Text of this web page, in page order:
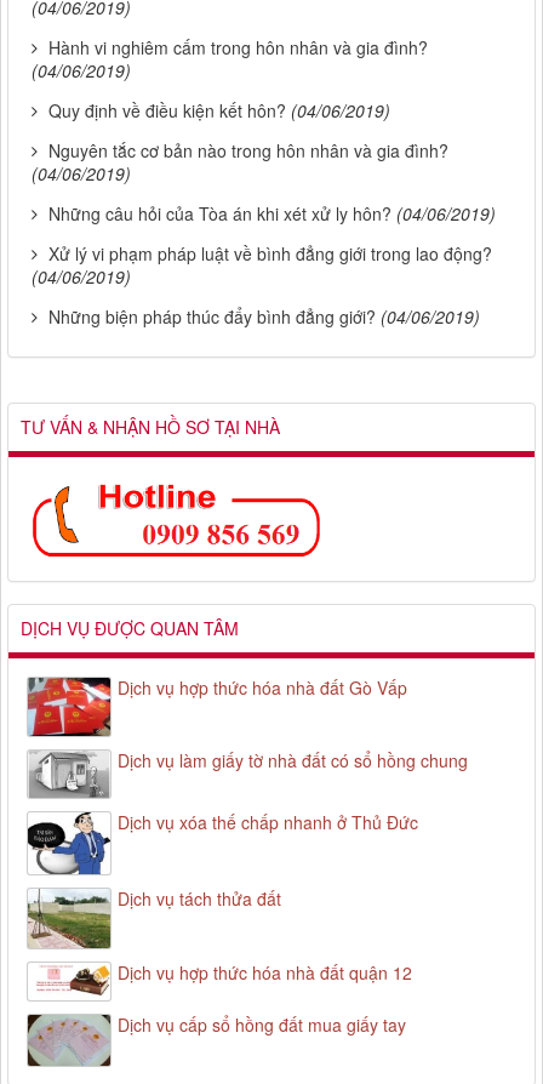
(04/06/2019)
Hành vi nghiêm cấm trong hôn nhân và gia đình?
(04/06/2019)
Quy định về điều kiện kết hôn? (04/06/2019)
Nguyên tắc cơ bản nào trong hôn nhân và gia đình?
(04/06/2019)
Những câu hỏi của Tòa án khi xét xử ly hôn? (04/06/2019)
Xử lý vi phạm pháp luật về bình đẳng giới trong lao động?
(04/06/2019)
Những biện pháp thúc đẩy bình đẳng giới? (04/06/2019)
TƯ VẤN & NHẬN HỒ SƠ TẠI NHÀ
DỊCH VỤ ĐƯỢC QUAN TÂM
Dịch vụ hợp thức hóa nhà đất Gò Vấp
Dịch vụ làm giấy tờ nhà đất có sổ hồng chung
Dịch vụ xóa thế chấp nhanh ở Thủ Đức
Dịch vụ tách thửa đất
Dịch vụ hợp thức hóa nhà đất quận 12
Dịch vụ cấp sổ hồng đất mua giấy tay